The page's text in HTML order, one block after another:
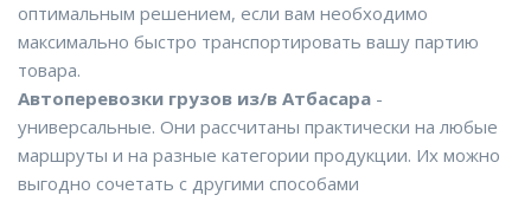
оптимальным решением, если вам необходимо
максимально быстро транспортировать вашу партию
товара.
Автоперевозки грузов из/в Атбасара -
универсальные. Они рассчитаны практически на любые
маршруты и на разные категории продукции. Их можно
выгодно сочетать с другими способами